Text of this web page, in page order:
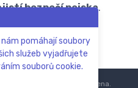
bezpečí pejska.
pomáhají soubory
služeb vyjadřujete
souborů cookie.
Všechna práva vyhrazena.